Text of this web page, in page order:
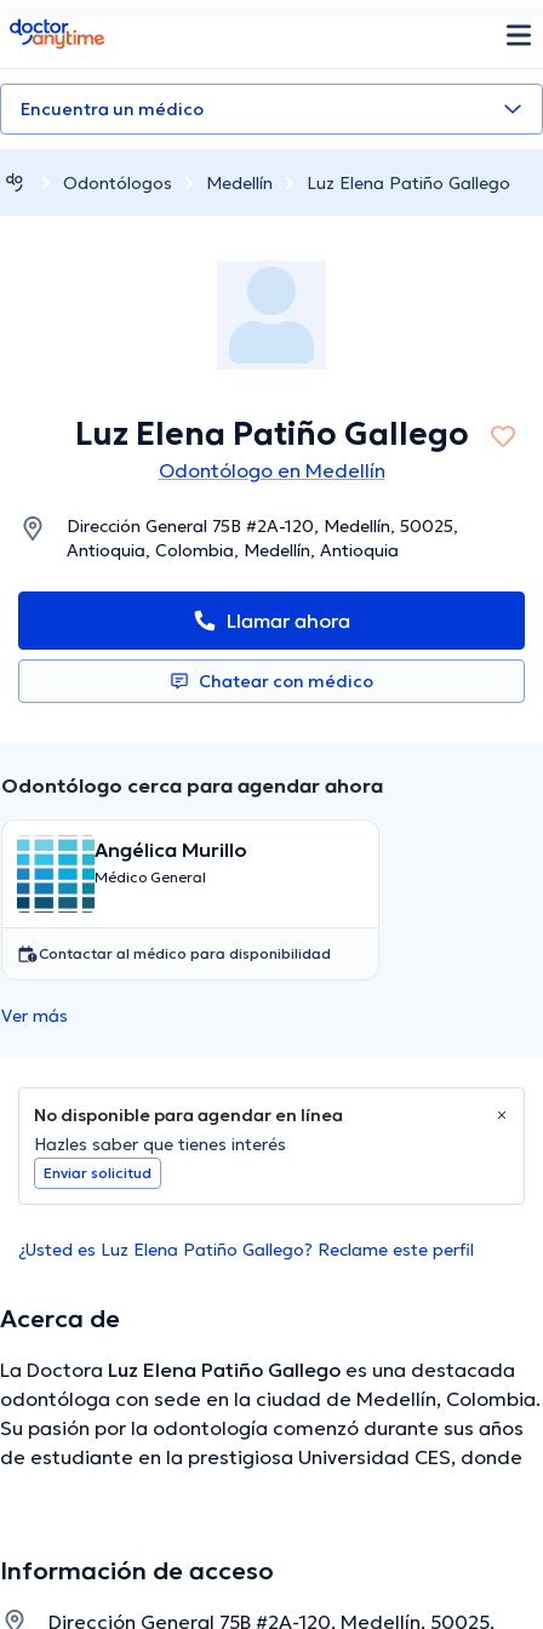
doctoranytime
Encuentra un médico
Odontólogos Medellín Luz Elena Patiño Gallego
Luz Elena Patiño Gallego
Odontólogo en Medellín
Dirección General 75B #2A-120, Medellín, 50025,
Antioquia, Colombia, Medellín, Antioquia
Llamar ahora
Chatear con médico
Odontólogo cerca para agendar ahora
Angélica Murillo
Médico General
Contactar al médico para disponibilidad
Ver más
No disponible para agendar en línea
Hazles saber que tienes interés
Enviar solicitud
¿Usted es Luz Elena Patiño Gallego? Reclame este perfil
Acerca de
La Doctora Luz Elena Patiño Gallego es una destacada
odontóloga con sede en la ciudad de Medellín, Colombia.
Su pasión por la odontología comenzó durante sus años
de estudiante en la prestigiosa Universidad CES, donde
Gallego se ha destacado por su enfoque centrado en el
Información de acceso
Dirección General 75B #2A-120, Medellín, 50025,